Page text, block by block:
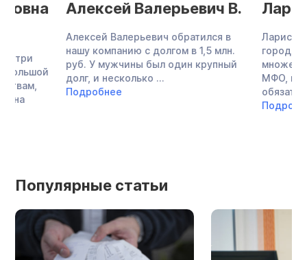
Алексей Валерьевич В.
Алексей Валерьевич обратился в
нашу компанию с долгом в 1,5 млн.
руб. У мужчины был один крупный
долг, и несколько ...
Подробнее
Лариса
Лариса Зияевна —
городской
множество
МФО, не могла
обязательствам,
Подробнее
Популярные статьи